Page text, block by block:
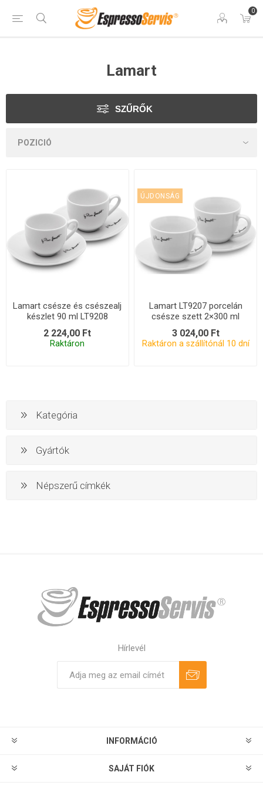
0
Lamart
SZŰRŐK
Lamart csésze és csészealj
készlet 90 ml LT9208
2 224,00 Ft
Raktáron
ÚJDONSÁG
Lamart LT9207 porcelán
csésze szett 2×300 ml
3 024,00 Ft
Raktáron a szállítónál 10 dní
Kategória
Gyártók
Népszerű címkék
Hírlevél
INFORMÁCIÓ
SAJÁT FIÓK